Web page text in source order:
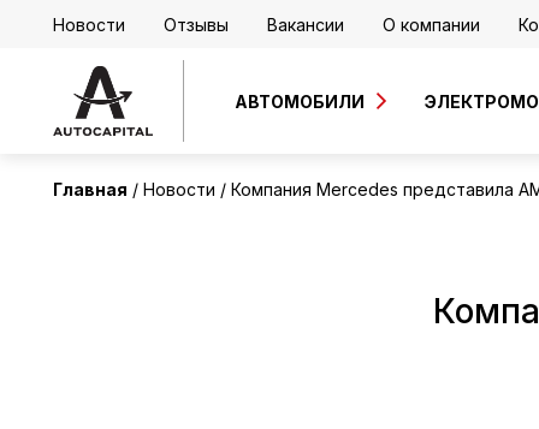
Новости Отзывы Вакансии О компании
АВТОМОБИЛИ
Главная Новости Компания Mercedes представила